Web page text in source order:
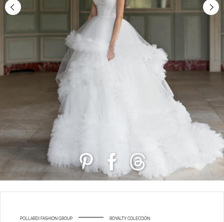
POLLARDI FASHION GROUP ROYALTY COLECCIÓN